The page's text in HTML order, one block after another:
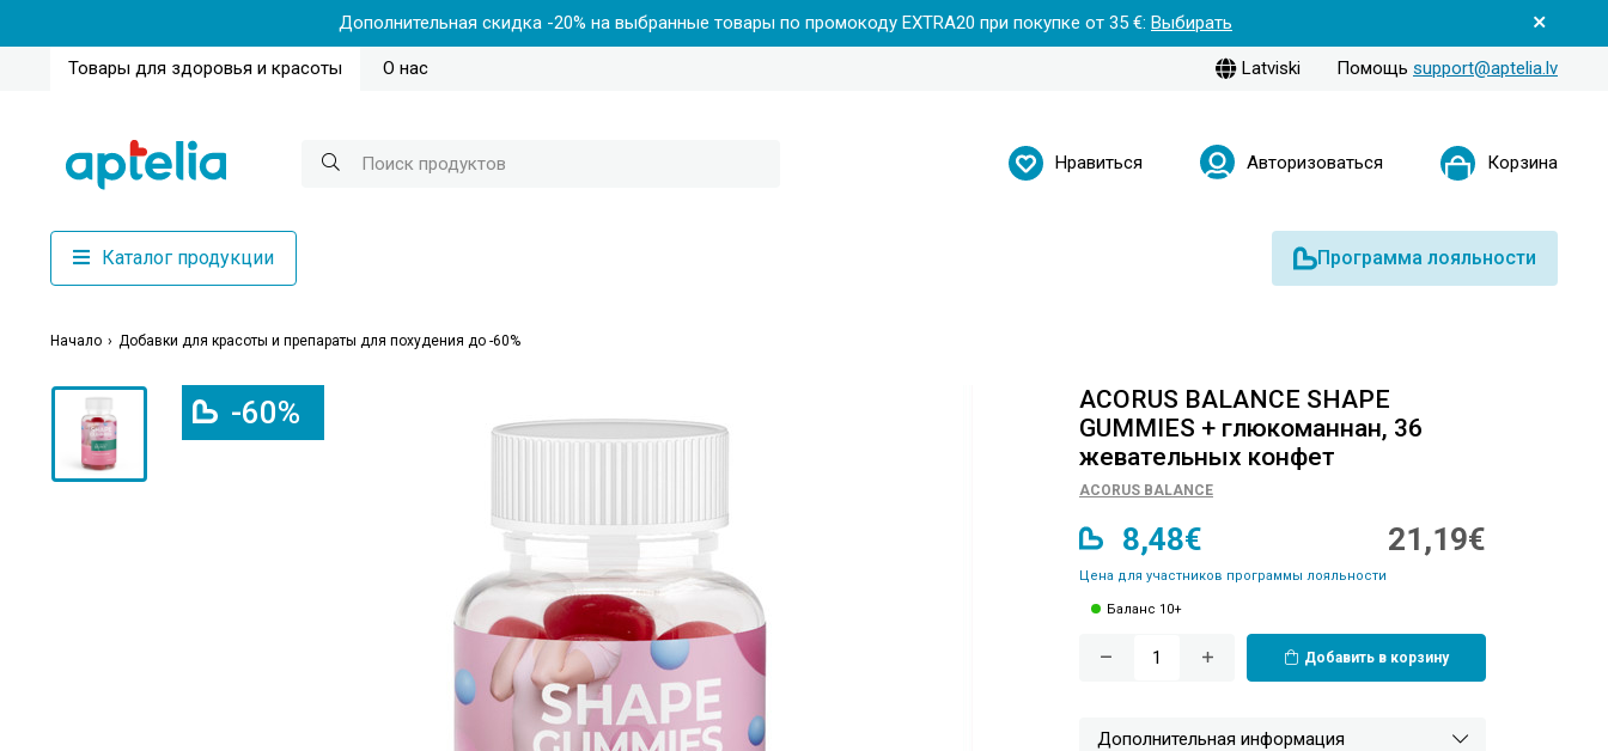
Дополнительная скидка -20% на выбранные товары по промокоду EXTRA20 при покупке от 35 €: Выбирать
Товары для здоровья и красоты О нас Latviski Помощь support@aptelia.lv
Нравиться Авторизоваться Корзина
Каталог продукции Программа лояльности
Начало Добавки для красоты и препараты для похудения до -60%
-60%
ACORUS BALANCE SHAPE
GUMMIES + глюкоманнан, 36
жевательных конфет
ACORUS BALANCE
8,48€
Цена для участников программы лояльности
21,19€
Баланс 10+
Добавить в корзину
Дополнительная информация